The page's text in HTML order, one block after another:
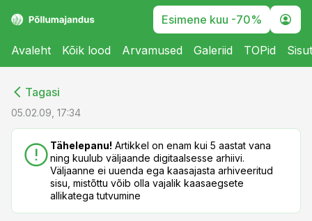
Esimene kuu -70%
Avaleht Kõik lood Arvamused Galeriid TOPid
Tagasi
05.02.09, 17:34
Tähelepanu! Artikkel on enam kui 5 aastat vana
ning kuulub väljaande digitaalsesse arhiivi.
Väljaanne ei uuenda ega kaasajasta arhiveeritud
sisu, mistõttu võib olla vajalik kaasaegsete
allikatega tutvumine